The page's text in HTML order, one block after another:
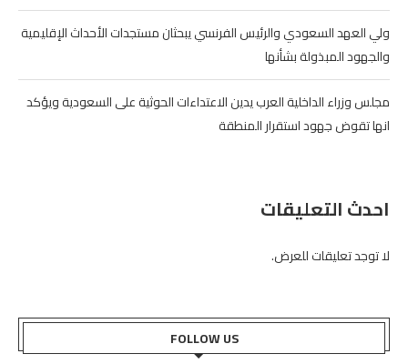
ولي العهد السعودي والرئيس الفرنسي يبحثان مستجدات الأحداث الإقليمية
والجهود المبذولة بشأنها
مجلس وزراء الداخلية العرب يدين الاعتداءات الحوثية على السعودية ويؤكد
انها تقوض جهود استقرار المنطقة
احدث التعليقات
لا توجد تعليقات للعرض.
FOLLOW US